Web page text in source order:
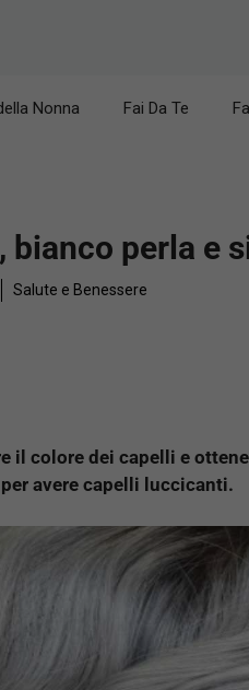
Nonna Fai Da Te
perla e
Salute e Benessere
il colore dei capelli e
avere capelli luccicanti.